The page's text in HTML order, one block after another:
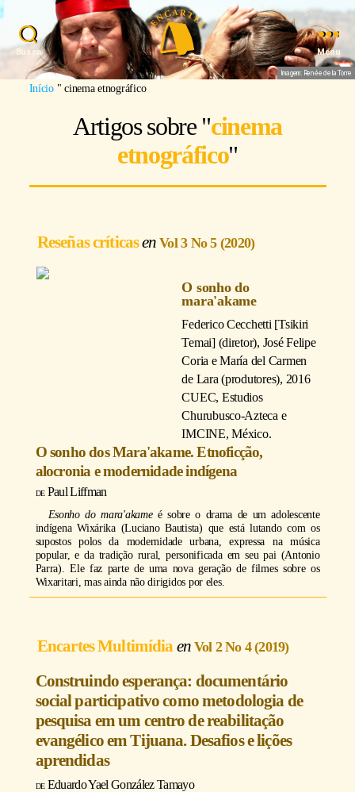
Busca Menu
Imagem: Renée de la Torre
Início"cinema etnográfico
Artigos sobre "cinema
etnográfico"
Reseñas críticas Vol 3 No 5 (2020)
O sonho do
mara'akame
Federico Cecchetti [Tsikiri
Temai] (diretor), José Felipe
Coria e María del Carmen
de Lara (produtores), 2016
CUEC, Estudios
Churubusco-Azteca e
IMCINE, México.
O sonho dos Mara'akame. Etnoficção,
alocronia e modernidade indígena
Paul Liffman
Esonho do mara'akameé sobre o drama de um adolescente
indígena Wixárika (Luciano Bautista) que está lutando com os
supostos polos da modernidade urbana, expressa na música
popular, e da tradição rural, personificada em seu pai (Antonio
Parra). Ele faz parte de uma nova geração de filmes sobre os
Wixaritari, mas ainda não dirigidos por eles.
Encartes Multimídia Vol 2 No 4 (2019)
Construindo esperança: documentário
social participativo como metodologia de
pesquisa em um centro de reabilitação
evangélico em Tijuana. Desafios e lições
aprendidas
Eduardo Yael González Tamayo